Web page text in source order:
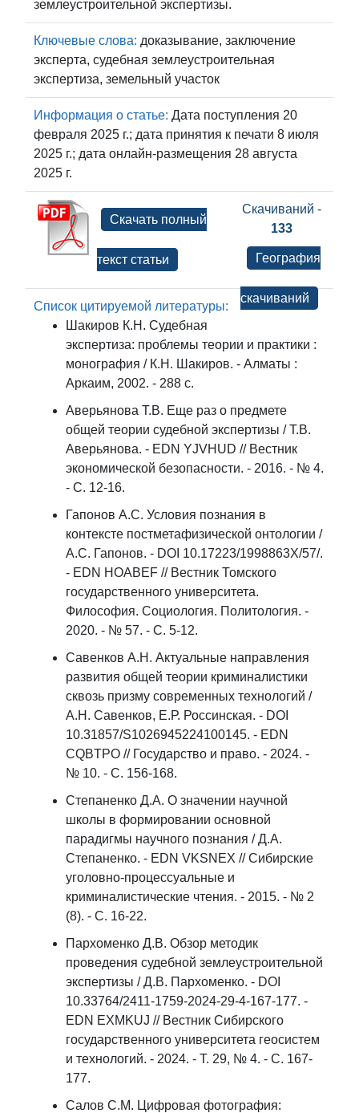
землеустроительной экспертизы.
Ключевые слова: доказывание, заключение
эксперта, судебная землеустроительная
экспертиза, земельный участок
Информация о статье: Дата поступления 20
февраля 2025 г.; дата принятия к печати 8 июля
2025 г.; дата онлайн-размещения 28 августа
2025 г.
Скачиваний -
133
География
скачиваний
Скачать полный
текст статьи
Список цитируемой литературы:
Шакиров К.Н. Судебная
экспертиза: проблемы теории и практики :
монография / К.Н. Шакиров. - Алматы :
Аркаим, 2002. - 288 с.
Аверьянова Т.В. Еще раз о предмете
общей теории судебной экспертизы / Т.В.
Аверьянова. - EDN YJVHUD // Вестник
экономической безопасности. - 2016. - № 4.
- С. 12-16.
Гапонов А.С. Условия познания в
контексте постметафизической онтологии /
А.С. Гапонов. - DOI 10.17223/1998863X/57/.
- EDN HOABEF // Вестник Томского
государственного университета.
Философия. Социология. Политология. -
2020. - № 57. - С. 5-12.
Савенков А.Н. Актуальные направления
развития общей теории криминалистики
сквозь призму современных технологий /
А.Н. Савенков, Е.Р. Россинская. - DOI
10.31857/S1026945224100145. - EDN
CQBTPO // Государство и право. - 2024. -
№ 10. - С. 156-168.
Степаненко Д.А. О значении научной
школы в формировании основной
парадигмы научного познания / Д.А.
Степаненко. - EDN VKSNEX // Сибирские
уголовно-процессуальные и
криминалистические чтения. - 2015. - № 2
(8). - С. 16-22.
Пархоменко Д.В. Обзор методик
проведения судебной землеустроительной
экспертизы / Д.В. Пархоменко. - DOI
10.33764/2411-1759-2024-29-4-167-177. -
EDN EXMKUJ // Вестник Сибирского
государственного университета геосистем
и технологий. - 2024. - Т. 29, № 4. - С. 167-
177.
Салов С.М. Цифровая фотография: